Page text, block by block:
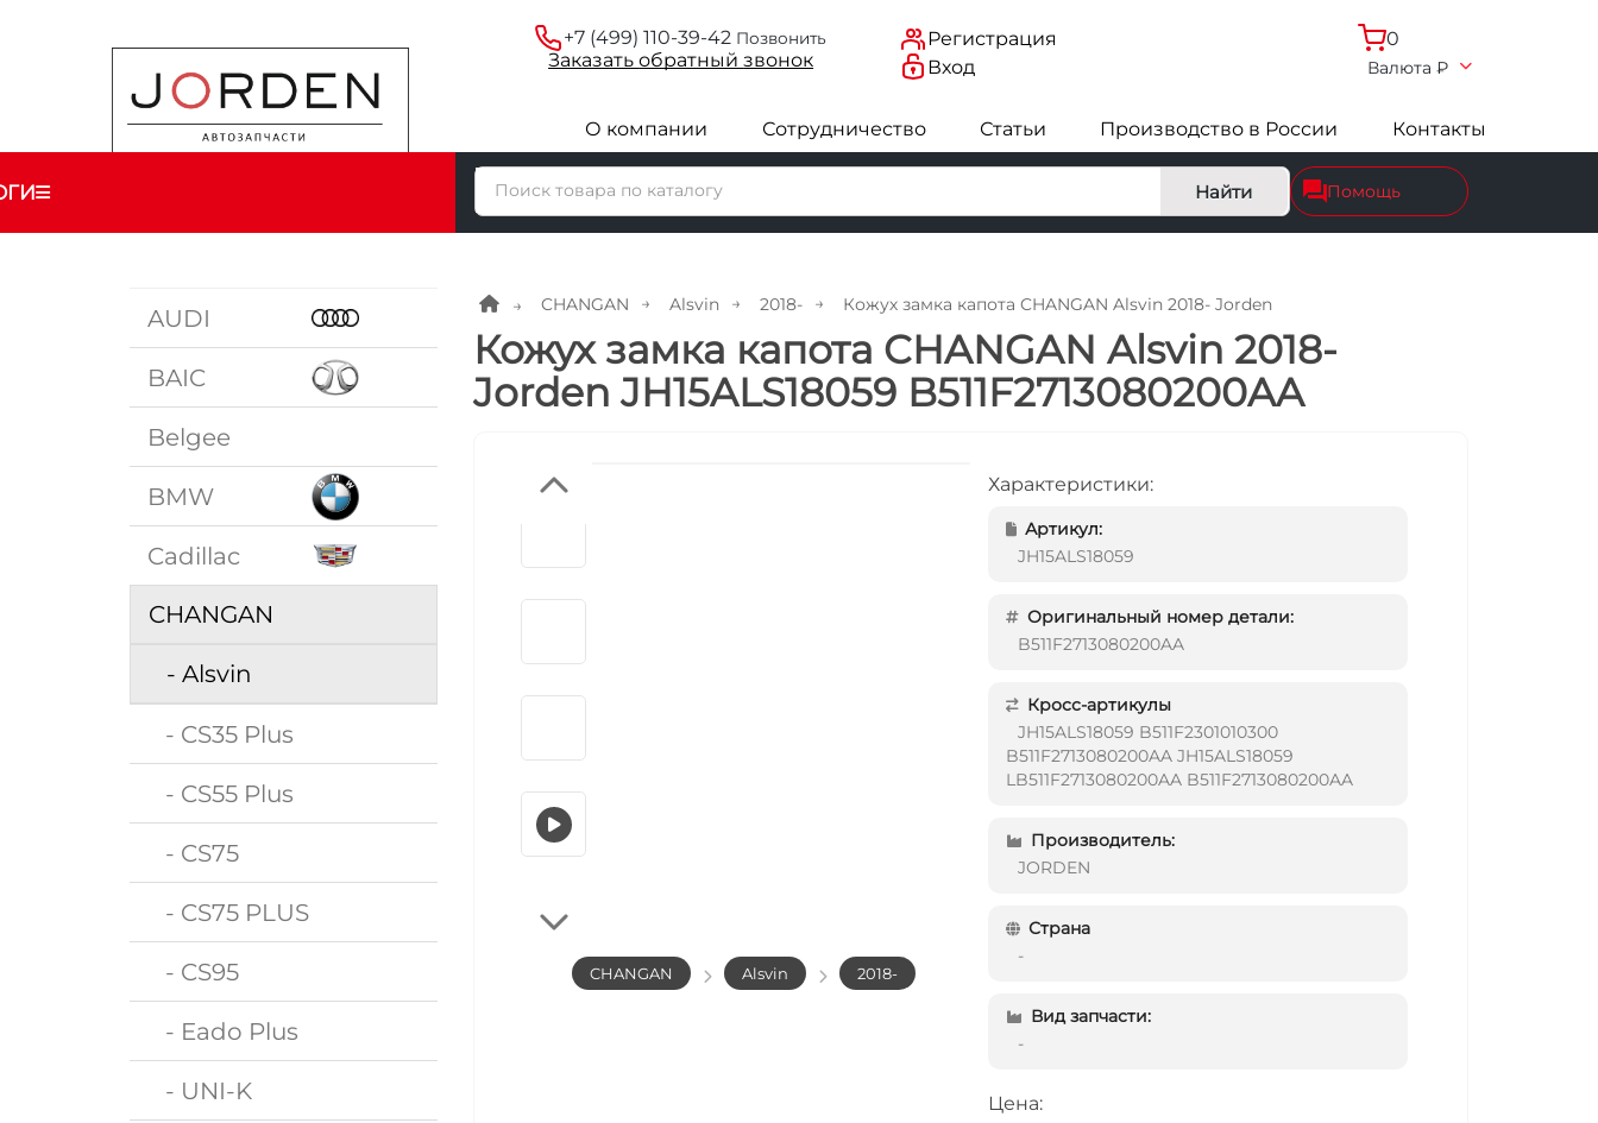
+7 (499) 110-39-42 Позвонить
Заказатьобратныйзвонок
Регистрация
Вход
0
Валюта ₽
О компании Сотрудничество Статьи Производство в России Контакты
Найти Помощь
AUDI
BAIC
Belgee
BMW
Cadillac
CHANGAN
- Alsvin
- CS35 Plus
- CS55 Plus
- CS75
- CS75 PLUS
- CS95
- Eado Plus
- UNI-K
CHANGAN Alsvin 2018- Кожух замка капота CHANGAN Alsvin 2018- Jorden
Кожух замка капота CHANGAN Alsvin 2018-
Jorden JH15ALS18059 B511F2713080200AA
CHANGAN Alsvin 2018-
Характеристики:
Артикул:
JH15ALS18059
Оригинальный номер детали:
B511F2713080200AA
Кросс-артикулы
JH15ALS18059 B511F2301010300
B511F2713080200AA JH15ALS18059
LB511F2713080200AA B511F2713080200AA
Производитель:
JORDEN
Страна
-
Вид запчасти:
-
Цена: